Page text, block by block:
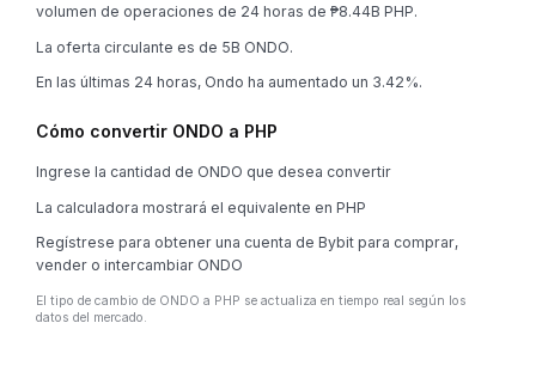
volumen de operaciones de 24 horas de ₱8.44B PHP.
La oferta circulante es de 5B ONDO.
En las últimas 24 horas, Ondo ha aumentado un 3.42%.
Cómo convertir ONDO a PHP
Ingrese la cantidad de ONDO que desea convertir
La calculadora mostrará el equivalente en PHP
Regístrese para obtener una cuenta de Bybit para comprar,
vender o intercambiar ONDO
El tipo de cambio de ONDO a PHP se actualiza en tiempo real según los
datos del mercado.